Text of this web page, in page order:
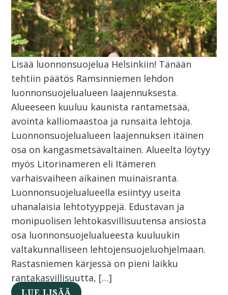
Lisää luonnonsuojelua Helsinkiin! Tänään
tehtiin päätös Ramsinniemen lehdon
luonnonsuojelualueen laajennuksesta.
Alueeseen kuuluu kaunista rantametsää,
avointa kalliomaastoa ja runsaita lehtoja.
Luonnonsuojelualueen laajennuksen itäinen
osa on kangasmetsävaltainen. Alueelta löytyy
myös Litorinameren eli Itämeren
varhaisvaiheen aikainen muinaisranta.
Luonnonsuojelualueella esiintyy useita
uhanalaisia lehtotyyppejä. Edustavan ja
monipuolisen lehtokasvillisuutensa ansiosta
osa luonnonsuojelualueesta kuuluukin
valtakunnalliseen lehtojensuojeluohjelmaan.
Rastasniemen kärjessä on pieni laikku
rantakasvillisuutta, […]
LUE LISÄÄ